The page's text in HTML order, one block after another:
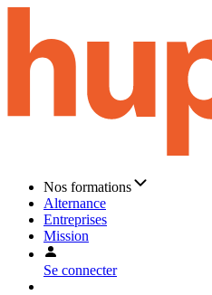
Nos formations
Alternance
Entreprises
Mission
Se connecter